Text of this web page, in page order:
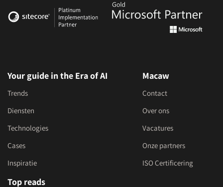
Your guide in the Era of AI
Trends
Diensten
Technologies
Cases
Inspiratie
Macaw
Contact
Over ons
Vacatures
Onze partners
ISO Certificering
Top reads